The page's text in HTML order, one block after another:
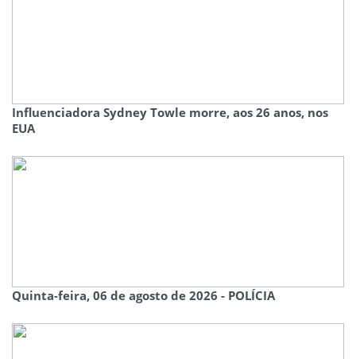
Influenciadora Sydney Towle morre, aos 26 anos, nos
EUA
Quinta-feira, 06 de agosto de 2026 - POLÍCIA